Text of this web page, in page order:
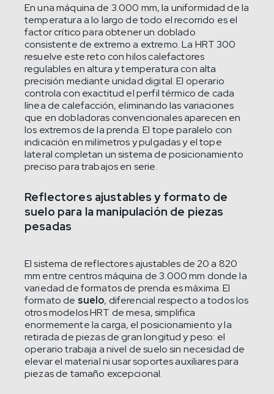
En una máquina de 3.000 mm, la uniformidad de la
temperatura a lo largo de todo el recorrido es el
factor crítico para obtener un doblado
consistente de extremo a extremo. La HRT 300
resuelve este reto con hilos calefactores
regulables en altura y temperatura con alta
precisión mediante unidad digital. El operario
controla con exactitud el perfil térmico de cada
línea de calefacción, eliminando las variaciones
que en dobladoras convencionales aparecen en
los extremos de la prenda. El tope paralelo con
indicación en milímetros y pulgadas y el tope
lateral completan un sistema de posicionamiento
preciso para trabajos en serie.
Reflectores ajustables y formato de
suelo para la manipulación de piezas
pesadas
El sistema de reflectores ajustables de 20 a 820
mm entre centros máquina de 3.000 mm donde la
variedad de formatos de prenda es máxima. El
formato de suelo, diferencial respecto a todos los
otros modelos HRT de mesa, simplifica
enormemente la carga, el posicionamiento y la
retirada de piezas de gran longitud y peso: el
operario trabaja a nivel de suelo sin necesidad de
elevar el material ni usar soportes auxiliares para
piezas de tamaño excepcional.